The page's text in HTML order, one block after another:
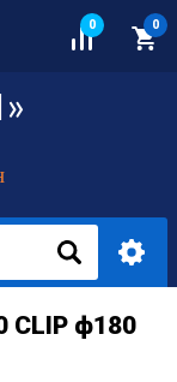
0 0
CLIP ф180